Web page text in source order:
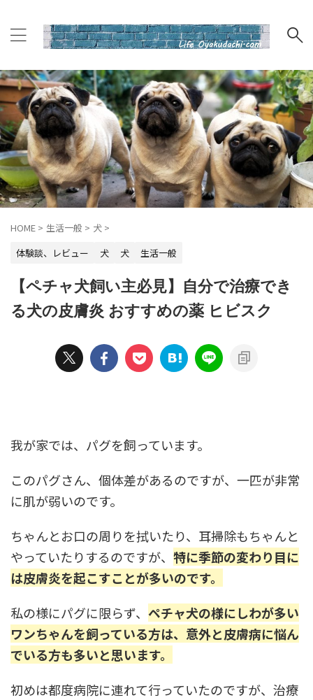
HOME > 生活一般 > 犬 >
体験談、レビュー
犬 犬 生活一般
【ペチャ犬飼い主必見】自分で治療でき
る犬の皮膚炎 おすすめの薬 ヒビスク
我が家では、パグを飼っています。
このパグさん、個体差があるのですが、一匹が非常
に肌が弱いのです。
ちゃんとお口の周りを拭いたり、耳掃除もちゃんと
やっていたりするのですが、 特に季節の変わり目に
は皮膚炎を起こすことが多いのです。
私の様にパグに限らず、 ペチャ犬の様にしわが多い
ワンちゃんを飼っている方は、意外と皮膚病に悩ん
でいる方も多いと思います。
初めは都度病院に連れて行っていたのですが、治療